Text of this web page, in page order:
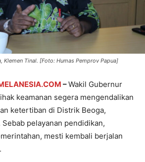
Klemen Tinal. [Foto: Humas Pemprov Papua]
–Wakil Gubernur
keamanan segera mengendalikan
ketertiban di Distrik Beoga,
pelayanan pendidikan,
mesti kembali berjalan